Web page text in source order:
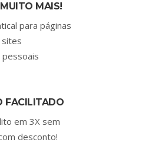
MAIS!
para páginas
FACILITADO
em 3X sem
desconto!